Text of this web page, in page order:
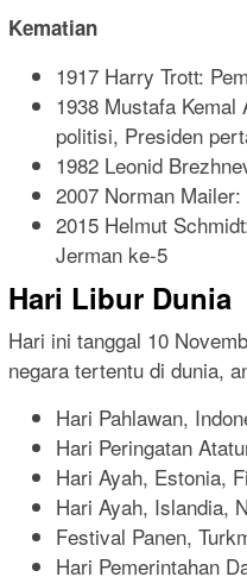
Kematian
1917 Harry Trott:
1938 Mustafa
politisi, Presiden
1982 Leonid
2007 Norman
2015 Helmut
Jerman ke-5
Hari Libur Dunia
Hari ini tanggal 10
negara tertentu di dunia,
Hari Pahlawan,
Hari Peringatan
Hari Ayah, Estonia,
Hari Ayah, Islandia,
Festival Panen,
Hari Pemerintahan